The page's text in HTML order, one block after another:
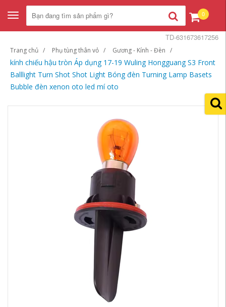
Toggle
navigation
0
Trang chủ Phụ tùng thân vỏ Gương - Kính - Đèn
kính chiếu hậu tròn Áp dụng 17-19 Wuling Hongguang S3 Front
Balllight Turn Shot Shot Light Bóng đèn Turning Lamp Basets
Bubble đèn xenon oto led mí oto
TD-631673617256